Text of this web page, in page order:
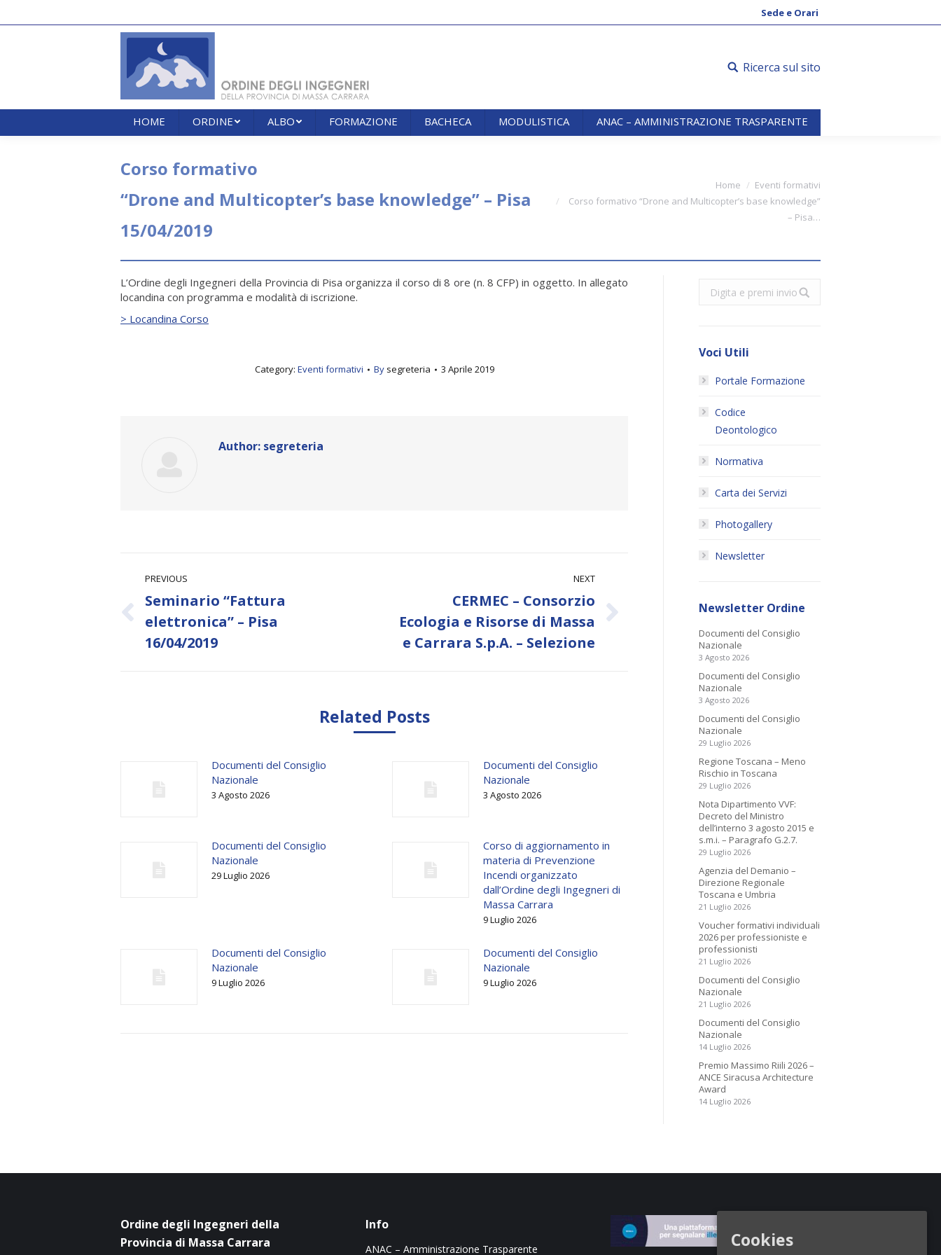
Sede e Orari
Ricerca sul sito
HOME ORDINE ALBO FORMAZIONE BACHECA MODULISTICA ANAC – AMMINISTRAZIONE TRASPARENTE
Corso formativo
“Drone and Multicopter’s base knowledge” – Pisa
15/04/2019
Home
Eventi formativi
Corso formativo “Drone and Multicopter’s base knowledge”
– Pisa…
L’Ordine degli Ingegneri della Provincia di Pisa organizza il corso di 8 ore (n. 8 CFP) in oggetto. In allegato
locandina con programma e modalità di iscrizione.
> Locandina Corso
Category: Eventi formativi By segreteria 3 Aprile 2019
Author: segreteria
navigation
PREVIOUS
Previous
Seminario “Fattura
elettronica” – Pisa
16/04/2019
NEXT
Next
CERMEC – Consorzio
Ecologia e Risorse di Massa
e Carrara S.p.A. – Selezione
Related Posts
Documenti del Consiglio
Nazionale
3 Agosto 2026
Documenti del Consiglio
Nazionale
3 Agosto 2026
Documenti del Consiglio
Nazionale
29 Luglio 2026
Corso di aggiornamento in
materia di Prevenzione
Incendi organizzato
dall’Ordine degli Ingegneri di
Massa Carrara
9 Luglio 2026
Documenti del Consiglio
Nazionale
9 Luglio 2026
Documenti del Consiglio
Nazionale
9 Luglio 2026
Search:
Voci Utili
Portale Formazione
Codice
Deontologico
Normativa
Carta dei Servizi
Photogallery
Newsletter
Newsletter Ordine
Documenti del Consiglio
Nazionale
3 Agosto 2026
Documenti del Consiglio
Nazionale
3 Agosto 2026
Documenti del Consiglio
Nazionale
29 Luglio 2026
Regione Toscana – Meno
Rischio in Toscana
29 Luglio 2026
Nota Dipartimento VVF:
Decreto del Ministro
dell’interno 3 agosto 2015 e
s.m.i. – Paragrafo G.2.7.
29 Luglio 2026
Agenzia del Demanio –
Direzione Regionale
Toscana e Umbria
21 Luglio 2026
Voucher formativi individuali
2026 per professioniste e
professionisti
21 Luglio 2026
Documenti del Consiglio
Nazionale
21 Luglio 2026
Documenti del Consiglio
Nazionale
14 Luglio 2026
Premio Massimo Riili 2026 –
ANCE Siracusa Architecture
Award
14 Luglio 2026
Ordine degli Ingegneri della
Provincia di Massa Carrara
Info
ANAC – Amministrazione Trasparente Cookies
ANAC – AMMINISTRAZIONE TRASPARENTE